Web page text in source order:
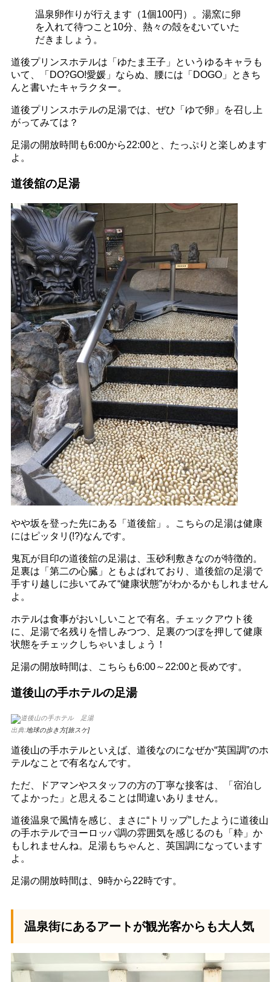
温泉卵作りが行えます（1個100円）。湯窯に卵
を入れて待つこと10分、熱々の殻をむいていた
だきましょう。
道後プリンスホテルは「ゆたま王子」というゆるキャラも
いて、「DO?GO!愛媛」ならぬ、腰には「DOGO」ときち
んと書いたキャラクター。
道後プリンスホテルの足湯では、ぜひ「ゆで卵」を召し上
がってみては？
足湯の開放時間も6:00から22:00と、たっぷりと楽しめます
よ。
道後舘の足湯
やや坂を登った先にある「道後舘」。こちらの足湯は健康
にはピッタリ(!?)なんです。
鬼瓦が目印の道後舘の足湯は、玉砂利敷きなのが特徴的。
足裏は「第二の心臓」ともよばれており、道後舘の足湯で
手すり越しに歩いてみて“健康状態”がわかるかもしれません
よ。
ホテルは食事がおいしいことで有名。チェックアウト後
に、足湯で名残りを惜しみつつ、足裏のつぼを押して健康
状態をチェックしちゃいましょう！
足湯の開放時間は、こちらも6:00～22:00と長めです。
道後山の手ホテルの足湯
出典:地球の歩き方[旅スケ]
道後山の手ホテルといえば、道後なのになぜか“英国調”のホ
テルなことで有名なんです。
ただ、ドアマンやスタッフの方の丁寧な接客は、「宿泊し
てよかった」と思えることは間違いありません。
道後温泉で風情を感じ、まさに“トリップ”したように道後山
の手ホテルでヨーロッパ調の雰囲気を感じるのも「粋」か
もしれませんね。足湯もちゃんと、英国調になっています
よ。
足湯の開放時間は、9時から22時です。
温泉街にあるアートが観光客からも大人気